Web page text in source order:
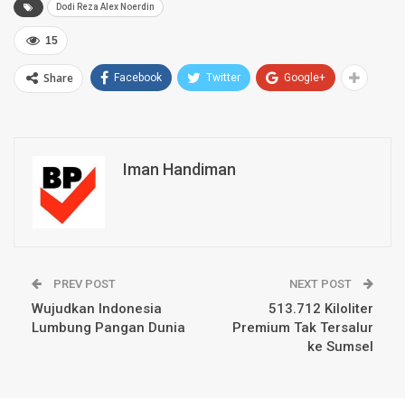
Dodi Reza Alex Noerdin
15
Share Facebook Twitter Google+
Iman Handiman
PREV POST
Wujudkan Indonesia
Lumbung Pangan Dunia
NEXT POST
513.712 Kiloliter
Premium Tak Tersalur
ke Sumsel